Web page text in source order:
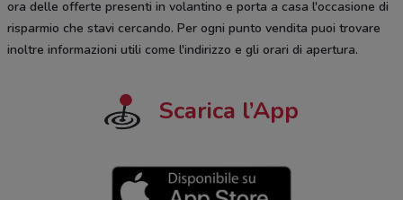
ora delle offerte presenti in volantino e porta a casa l'occasione di
risparmio che stavi cercando. Per ogni punto vendita puoi trovare
inoltre informazioni utili come l'indirizzo e gli orari di apertura.
Scarica l’App